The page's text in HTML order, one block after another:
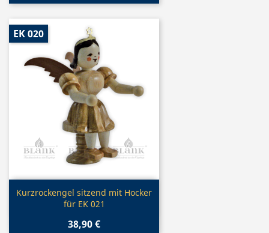
Vorschau
Kurzrockengel sitzend mit Hocker
für EK 021
38,90 €
EK 020